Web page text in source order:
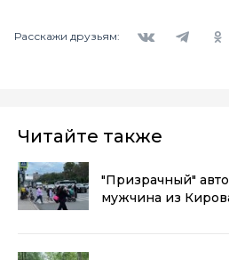
Расскажи друзьям:
Читайте также
"Призрачный"
мужчина из